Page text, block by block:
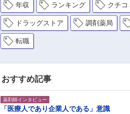
年収 ランキング クチコ
ドラッグストア 調剤薬局
転職
おすすめ記事
薬剤師インタビュー
「医療人であり企業人である」意識